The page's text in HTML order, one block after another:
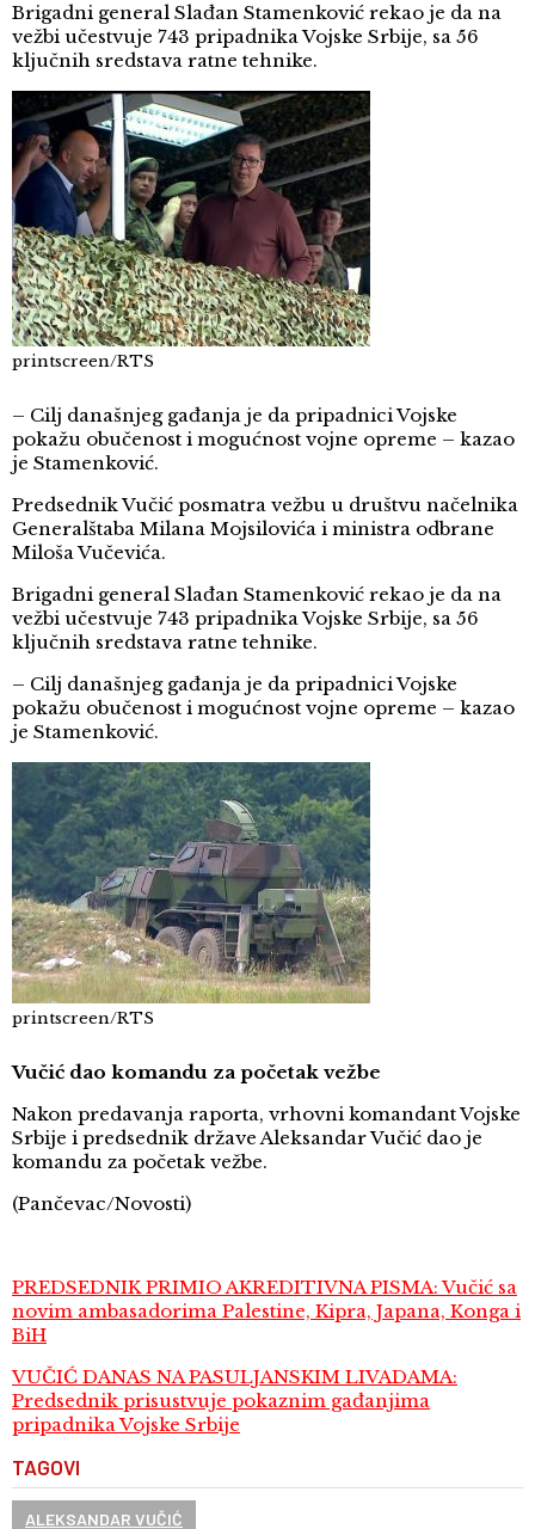
Brigadni general Slađan Stamenković rekao je da na
vežbi učestvuje 743 pripadnika Vojske Srbije, sa 56
ključnih sredstava ratne tehnike.
printscreen/RTS
– Cilj današnjeg gađanja je da pripadnici Vojske
pokažu obučenost i mogućnost vojne opreme – kazao
je Stamenković.
Predsednik Vučić posmatra vežbu u društvu načelnika
Generalštaba Milana Mojsilovića i ministra odbrane
Miloša Vučevića.
Brigadni general Slađan Stamenković rekao je da na
vežbi učestvuje 743 pripadnika Vojske Srbije, sa 56
ključnih sredstava ratne tehnike.
– Cilj današnjeg gađanja je da pripadnici Vojske
pokažu obučenost i mogućnost vojne opreme – kazao
je Stamenković.
printscreen/RTS
Vučić dao komandu za početak vežbe
Nakon predavanja raporta, vrhovni komandant Vojske
Srbije i predsednik države Aleksandar Vučić dao je
komandu za početak vežbe.
(Pančevac/Novosti)
PREDSEDNIK PRIMIO AKREDITIVNA PISMA: Vučić sa
novim ambasadorima Palestine, Kipra, Japana, Konga i
BiH
VUČIĆ DANAS NA PASULJANSKIM LIVADAMA:
Predsednik prisustvuje pokaznim gađanjima
pripadnika Vojske Srbije
TAGOVI
ALEKSANDAR VUČIĆ